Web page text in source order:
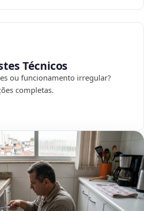
Técnicos
ou funcionamento irregular?
completas.